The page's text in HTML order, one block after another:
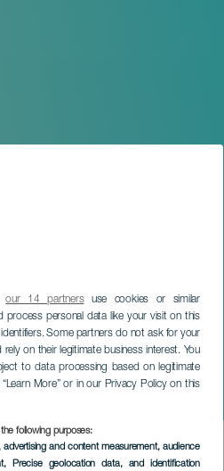
our 14 partnersuse cookies or similar
process personal data like your visit on this
Some partners do not ask for your
on their legitimate business interest. You
to data processing based on legitimate
More” or in our Privacy Policy on this
following purposes:
advertising and content measurement, audience
, Precise geolocation data, and identification